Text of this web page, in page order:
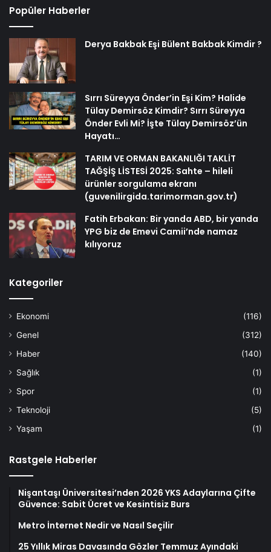
Popüler Haberler
Derya Bakbak Eşi Bülent Bakbak Kimdir ?
Sırrı Süreyya Önder’in Eşi Kim? Halide
Tülay Demirsöz Kimdir? Sırrı Süreyya
Önder Evli Mi? İşte Tülay Demirsöz’ün
Hayatı…
TARIM VE ORMAN BAKANLIĞI TAKLİT
TAĞŞİŞ LİSTESİ 2025: Sahte – hileli
ürünler sorgulama ekranı
(guvenilirgida.tarimorman.gov.tr)
Fatih Erbakan: Bir yanda ABD, bir yanda
YPG biz de Emevi Camii’nde namaz
kılıyoruz
Kategoriler
Ekonomi
(116)
Genel
(312)
Haber
(140)
Sağlık
(1)
Spor
(1)
Teknoloji
(5)
Yaşam
(1)
Rastgele Haberler
Nişantaşı Üniversitesi’nden 2026 YKS Adaylarına Çifte
Güvence: Sabit Ücret ve Kesintisiz Burs
Metro İnternet Nedir ve Nasıl Seçilir
25 Yıllık Miras Davasında Gözler Temmuz Ayındaki